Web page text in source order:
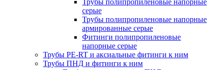
Трубы полипропиленовые напорные
серые
Трубы полипропиленовые напорные
армированные серые
Фитинги полипропиленовые
напорные серые
Трубы PE-RT и аксиальные фитинги к ним
Трубы ПНД и фитинги к ним